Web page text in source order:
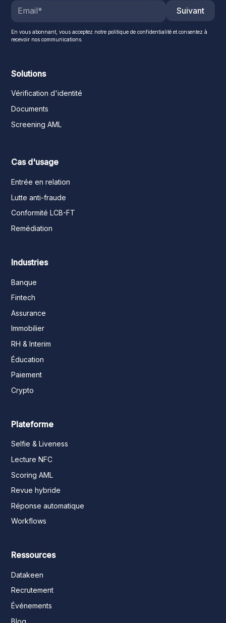
Suivant
En vous abonnant, vous acceptez notre politique de confidentialité et consentez à
recevoir nos communications.
Solutions
Vérification d'identité
Documents
Screening AML
Cas d'usage
Entrée en relation
Lutte anti-fraude
Conformité LCB-FT
Remédiation
Industries
Banque
Fintech
Assurance
Immobilier
RH & Interim
Éducation
Paiement
Crypto
Plateforme
Selfie & Liveness
Lecture NFC
Scoring AML
Revue hybride
Réponse automatique
Workflows
Ressources
Datakeen
Recrutement
Événements
Blog